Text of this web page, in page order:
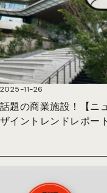
2025-11-26
話題の商業施設！【ニ
ザイントレンドレポー